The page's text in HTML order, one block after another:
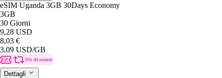
eSIM Uganda 3GB 30Days Economy
3GB
30 Giorni
9,28 USD
8,03 €
3,09 USD/GB
3% di sconto
Dettagli